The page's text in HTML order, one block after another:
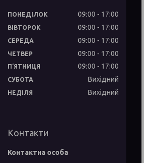
ПОНЕДІЛОК 09:00 17:00
ВІВТОРОК 09:00 17:00
СЕРЕДА 09:00 17:00
ЧЕТВЕР 09:00 17:00
ПʼЯТНИЦЯ 09:00 17:00
СУБОТА Вихідний
НЕДІЛЯ Вихідний
Контакти